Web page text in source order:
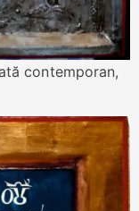
contemporan,